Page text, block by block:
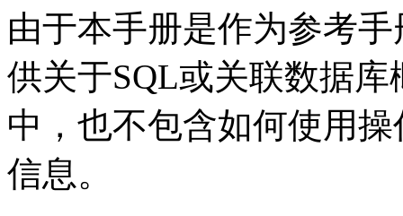
由于本手册是作为参考
供关于SQL或关联数据
中，也不包含如何使用
信息。